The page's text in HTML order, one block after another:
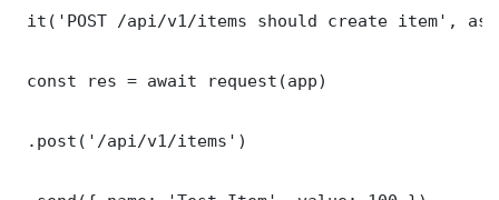
it('POST /api/v1/items should create item',
const res = await request(app)
.post('/api/v1/items')